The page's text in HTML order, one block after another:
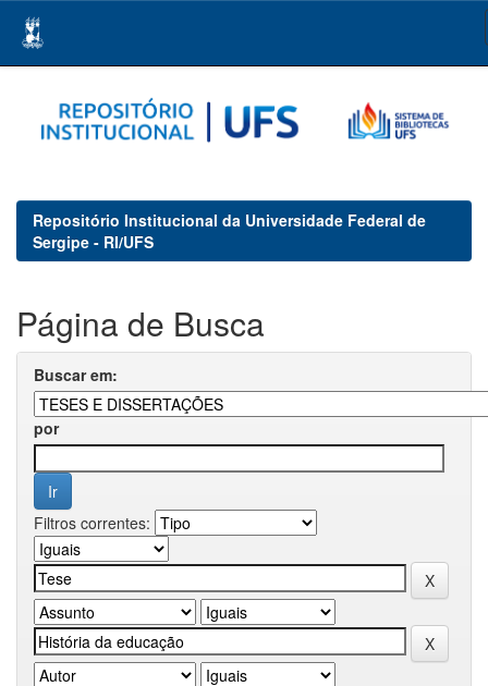
navigation
Repositório Institucional da Universidade Federal de
Sergipe - RI/UFS
Página de Busca
Buscar em:
por
Filtros correntes: